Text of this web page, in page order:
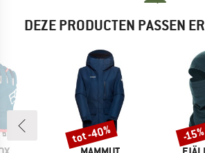
DEZE PRODUCTEN PASSEN
Korting
tot -40% -15%